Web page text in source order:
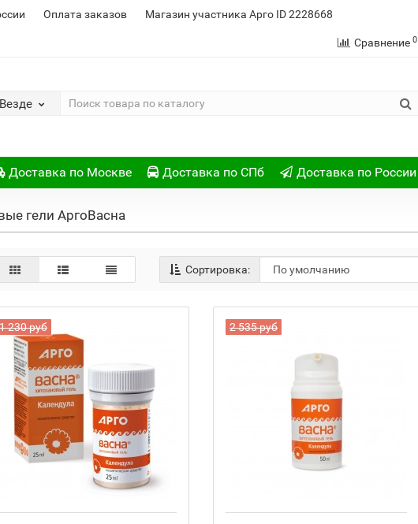
Оплата заказов Магазин участника Арго ID 2228668
Сравнение 0
Везде
Доставка по Москве Доставка по СПб Доставка по России
гели АргоВасна
Сортировка:
230 руб 2 535 руб